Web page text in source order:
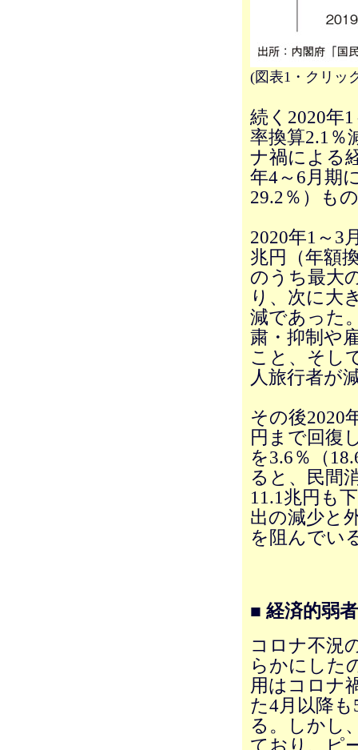
(図表1・クリッ
続く2020年
率換算2.1％
ナ禍による
年4～6月期
29.2％）も
2020年1～3
兆円（年額
のうち最大
り、次に大
減であった
粛・抑制や
こと、そし
人旅行者が
その後2020
円まで回復
を3.6％（
ると、民間
11.1兆円も
出の減少と
を阻んでい
■ 経済的弱
コロナ不況
らかにした
用はコロナ
た4月以降
る。しかし
ており、ピ